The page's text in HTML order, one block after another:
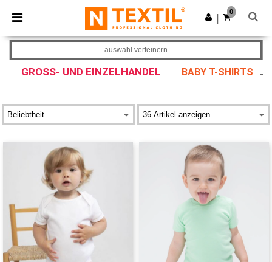
× Ntextil App
Bessere Preise in der App!
App holen
0
GROSS- UND EINZELHANDEL BABY T-SHIRTS
auswahl verfeinern